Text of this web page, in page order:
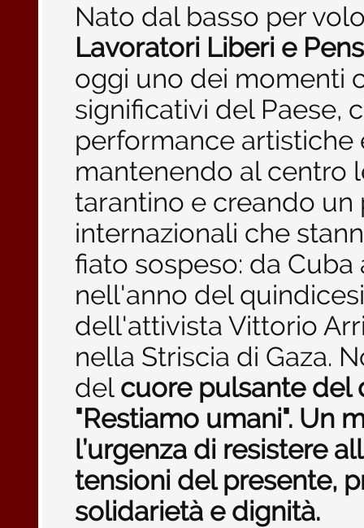
Nato dal basso per
Lavoratori Liberi e
oggi uno dei momenti
significativi del Paese,
performance
mantenendo al centro
tarantino e creando
internazionali che
fiato sospeso: da
nell'anno del
dell'attivista Vittorio
nella Striscia di Gaza.
del cuore pulsante del
"Restiamo umani". Un
l’urgenza di resistere
tensioni del presente,
solidarietà e dignità.